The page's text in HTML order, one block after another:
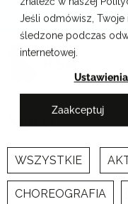
Jeśli odmówisz, Twoje
śledzone podczas
internetowej.
Zaakceptuj
Przejdź
treści
Newsy
WSZYSTKIE
CHOREOGRAFIA